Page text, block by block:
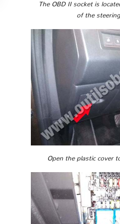
The OBD II socket is
of the
Open the plastic cover